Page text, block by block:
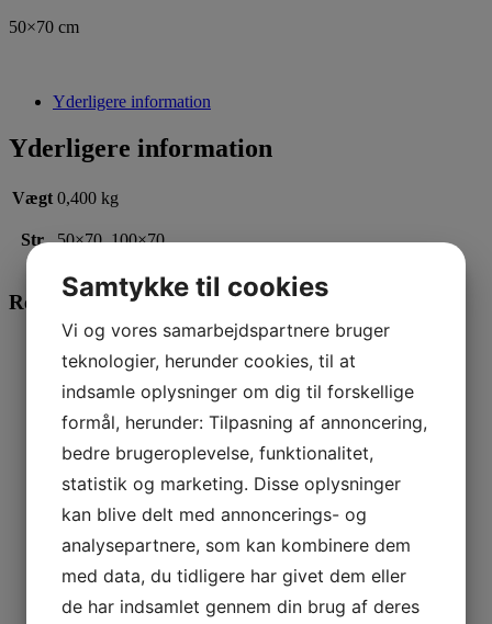
50×70 cm
Yderligere information
Yderligere information
Vægt 0,400 kg
Str 50×70, 100×70
Relaterede varer
Læs mere
This product has multiple variants. The options
may be chosen on the product page
Targets fra Melli4dogs
Læs mere
45,00kr.
Læs mere
Samtykke til cookies
Vi og vores samarbejdspartnere bruger
teknologier, herunder cookies, til at
indsamle oplysninger om dig til forskellige
formål, herunder: Tilpasning af annoncering,
bedre brugeroplevelse, funktionalitet,
statistik og marketing. Disse oplysninger
kan blive delt med annoncerings- og
analysepartnere, som kan kombinere dem
med data, du tidligere har givet dem eller
de har indsamlet gennem din brug af deres